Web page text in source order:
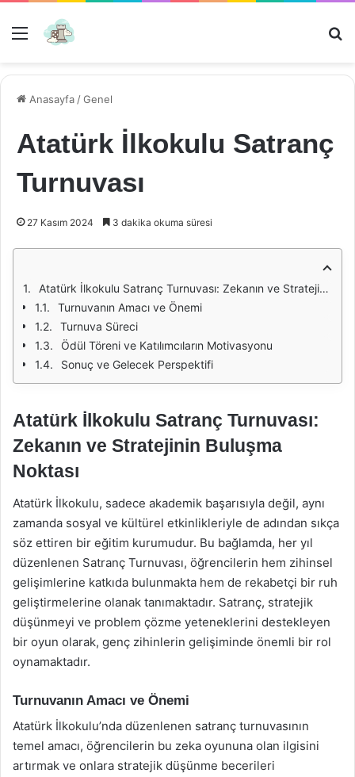
Menü
Anasayfa /Genel
Atatürk İlkokulu Satranç
Turnuvası
27 Kasım 2024 3 dakika okuma süresi
Atatürk İlkokulu Satranç Turnuvası: Zekanın ve Stratejinin Buluşma Noktası
Turnuvanın Amacı ve Önemi
Turnuva Süreci
Ödül Töreni ve Katılımcıların Motivasyonu
Sonuç ve Gelecek Perspektifi
Atatürk İlkokulu Satranç Turnuvası:
Zekanın ve Stratejinin Buluşma
Noktası
Atatürk İlkokulu, sadece akademik başarısıyla değil, aynı
zamanda sosyal ve kültürel etkinlikleriyle de adından sıkça
söz ettiren bir eğitim kurumudur. Bu bağlamda, her yıl
düzenlenen Satranç Turnuvası, öğrencilerin hem zihinsel
gelişimlerine katkıda bulunmakta hem de rekabetçi bir ruh
geliştirmelerine olanak tanımaktadır. Satranç, stratejik
düşünmeyi ve problem çözme yeteneklerini destekleyen
bir oyun olarak, genç zihinlerin gelişiminde önemli bir rol
oynamaktadır.
Turnuvanın Amacı ve Önemi
Atatürk İlkokulu’nda düzenlenen satranç turnuvasının
temel amacı, öğrencilerin bu zeka oyununa olan ilgisini
artırmak ve onlara stratejik düşünme becerileri